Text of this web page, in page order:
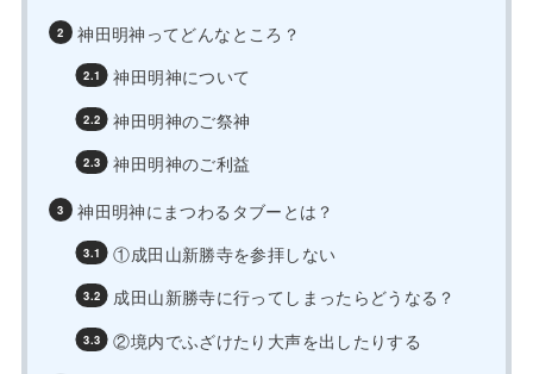
神田明神ってどんなところ？
神田明神について
神田明神のご祭神
神田明神のご利益
神田明神にまつわるタブーとは？
①成田山新勝寺を参拝しない
成田山新勝寺に行ってしまったらどうなる？
②境内でふざけたり大声を出したりする